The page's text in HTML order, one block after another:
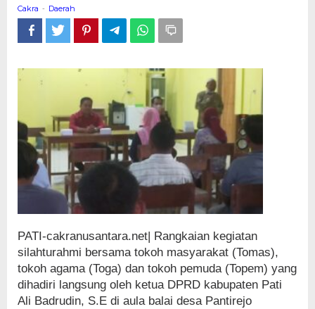
Penjelasannya
Cakra - Daerah
PATI-cakranusantara.net| Rangkaian kegiatan
silahturahmi bersama tokoh masyarakat (Tomas),
tokoh agama (Toga) dan tokoh pemuda (Topem) yang
dihadiri langsung oleh ketua DPRD kabupaten Pati
Ali Badrudin, S.E di aula balai desa Pantirejo